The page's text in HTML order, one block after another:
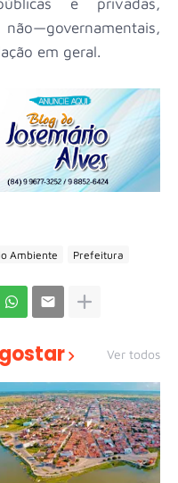
em geral.
Ambiente Prefeitura
Ver todos